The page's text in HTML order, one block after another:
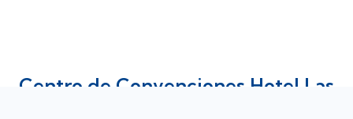
Centro de Convenciones Hotel Las